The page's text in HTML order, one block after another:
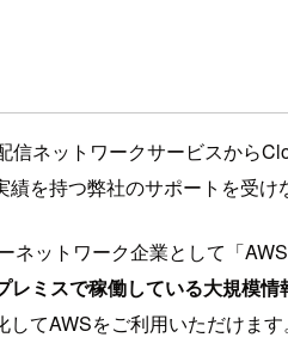
ネットワークサービスから
を持つ弊社のサポートを受
ットワーク企業として「
レミスで稼働している大規模
てAWSをご利用いただけま